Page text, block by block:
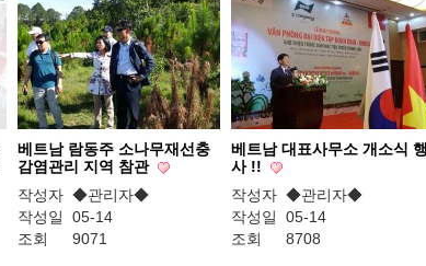
베트남 람동주 소나무재선충
감염관리 지역 참관
작성자 ◆관리자◆
작성일
05-14
조회
9071
베트남 대표사무소 개소식 행
사 !!
작성자 ◆관리자◆
작성일
05-14
조회
8708